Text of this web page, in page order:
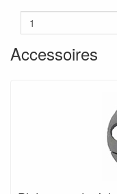
Accessoires